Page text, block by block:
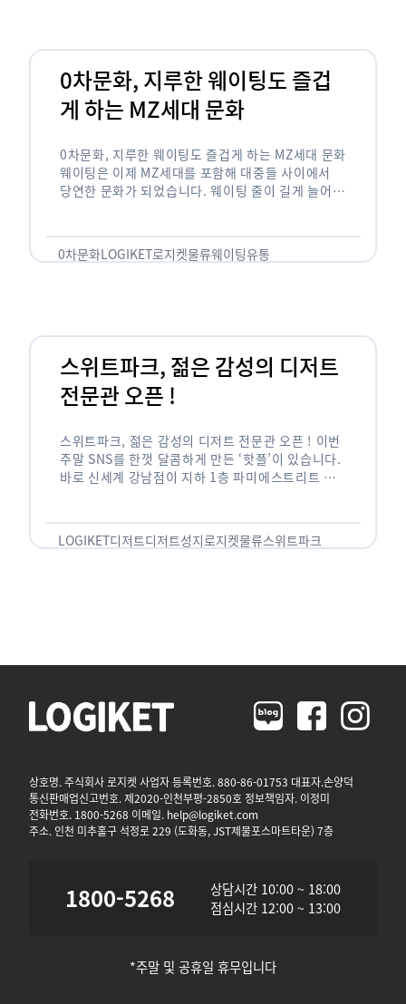
0차문화, 지루한 웨이팅도 즐겁
게 하는 MZ세대 문화
0차문화, 지루한 웨이팅도 즐겁게 하는 MZ세대 문화
웨이팅은 이제 MZ세대를 포함해 대중들 사이에서
당연한 문화가 되었습니다. 웨이팅 줄이 길게 늘어서
0차문화LOGIKET로지켓물류웨이팅유통
스위트파크, 젊은 감성의 디저트
전문관 오픈 !
스위트파크, 젊은 감성의 디저트 전문관 오픈 ! 이번
주말 SNS를 한껏 달콤하게 만든 ‘핫플’이 있습니다.
바로 신세계 강남점이 지하 1층 파미에스트리트 분
LOGIKET디저트디저트성지 로지켓물류스위트파크
상호명. 주식회사 로지켓 사업자 등록번호. 880-86-01753 대표자.손양덕
통신판매업신고번호. 제2020-인천부평-2850호 정보책임자. 이정미
전화번호. 1800-5268 이메일. help@logiket.com
주소. 인천 미추홀구 석정로 229 (도화동, JST제물포스마트타운) 7층
1800-5268
상담시간 10:00 ~ 18:00
점심시간 12:00 ~ 13:00
*주말 및 공휴일 휴무입니다